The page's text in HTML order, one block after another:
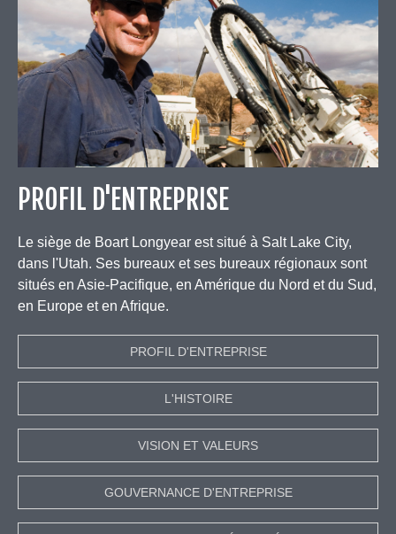
PROFIL D'ENTREPRISE
Le siège de Boart Longyear est situé à Salt Lake City,
dans l'Utah. Ses bureaux et ses bureaux régionaux sont
situés en Asie-Pacifique, en Amérique du Nord et du Sud,
en Europe et en Afrique.
PROFIL D'ENTREPRISE
L'HISTOIRE
VISION ET VALEURS
GOUVERNANCE D'ENTREPRISE